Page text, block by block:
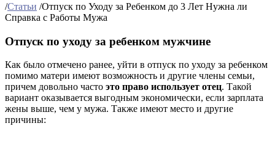
/Статьи /Отпуск по Уходу за Ребенком до 3 Лет Нужна ли
Справка с Работы Мужа
Отпуск по уходу за ребенком мужчине
Как было отмечено ранее, уйти в отпуск по уходу за ребенком
помимо матери имеют возможность и другие члены семьи,
причем довольно часто это право использует отец. Такой
вариант оказывается выгодным экономически, если зарплата
жены выше, чем у мужа. Также имеют место и другие
причины: